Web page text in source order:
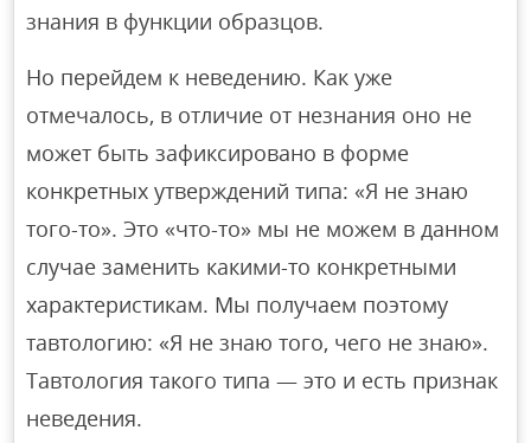
знания в функции образцов.
Но перейдем к неведению. Как уже
отмечалось, в отличие от незнания оно не
может быть зафиксировано в форме
конкретных утверждений типа: «Я не знаю
того-то». Это «что-то» мы не можем в данном
случае заменить какими-то конкретными
характеристикам. Мы получаем поэтому
тавтологию: «Я не знаю того, чего не знаю».
Тавтология такого типа — это и есть признак
неведения.